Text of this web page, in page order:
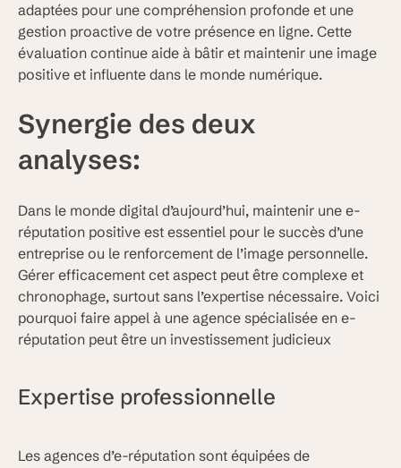
adaptées pour une compréhension profonde et une
gestion proactive de votre présence en ligne. Cette
évaluation continue aide à bâtir et maintenir une image
positive et influente dans le monde numérique.
Synergie des deux
analyses:
Dans le monde digital d’aujourd’hui, maintenir une e-
réputation positive est essentiel pour le succès d’une
entreprise ou le renforcement de l’image personnelle.
Gérer efficacement cet aspect peut être complexe et
chronophage, surtout sans l’expertise nécessaire. Voici
pourquoi faire appel à une agence spécialisée en e-
réputation peut être un investissement judicieux
Expertise professionnelle
Les agences d’e-réputation sont équipées de